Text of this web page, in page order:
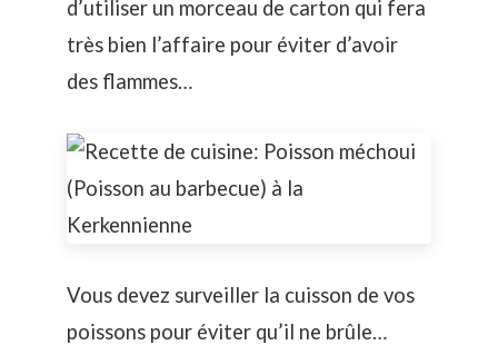
d’utiliser un morceau de carton qui fera
très bien l’affaire pour éviter d’avoir
des flammes…
Vous devez surveiller la cuisson de vos
poissons pour éviter qu’il ne brûle…